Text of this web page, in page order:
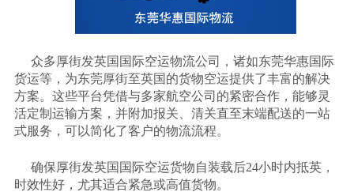
众多厚街发英国国际空运物流公司，诸如东莞华惠国际
货运等，为东莞厚街至英国的货物空运提供了丰富的解决
方案。这些平台凭借与多家航空公司的紧密合作，能够灵
活定制运输方案，并附加报关、清关直至末端配送的一站
式服务，可以简化了客户的物流流程。
确保厚街发英国国际空运货物自装载后24小时内抵英，
时效性好，尤其适合紧急或高值货物。